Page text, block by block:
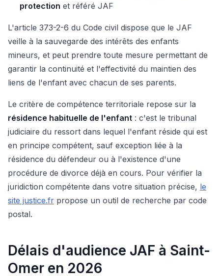
protection et référé JAF
L'article 373-2-6 du Code civil dispose que le JAF
veille à la sauvegarde des intérêts des enfants
mineurs, et peut prendre toute mesure permettant de
garantir la continuité et l'effectivité du maintien des
liens de l'enfant avec chacun de ses parents.
Le critère de compétence territoriale repose sur la
résidence habituelle de l'enfant : c'est le tribunal
judiciaire du ressort dans lequel l'enfant réside qui est
en principe compétent, sauf exception liée à la
résidence du défendeur ou à l'existence d'une
procédure de divorce déjà en cours. Pour vérifier la
juridiction compétente dans votre situation précise, le
site justice.fr propose un outil de recherche par code
postal.
Délais d'audience JAF à Saint-
Omer en 2026